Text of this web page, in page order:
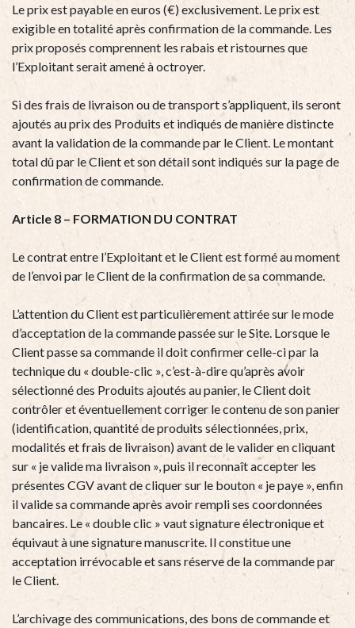
Le prix est payable en euros (€) exclusivement. Le prix est
exigible en totalité après confirmation de la commande. Les
prix proposés comprennent les rabais et ristournes que
l’Exploitant serait amené à octroyer.
Si des frais de livraison ou de transport s’appliquent, ils seront
ajoutés au prix des Produits et indiqués de manière distincte
avant la validation de la commande par le Client. Le montant
total dû par le Client et son détail sont indiqués sur la page de
confirmation de commande.
Article 8 – FORMATION DU CONTRAT
Le contrat entre l’Exploitant et le Client est formé au moment
de l’envoi par le Client de la confirmation de sa commande.
L’attention du Client est particulièrement attirée sur le mode
d’acceptation de la commande passée sur le Site. Lorsque le
Client passe sa commande il doit confirmer celle-ci par la
technique du « double-clic », c’est-à-dire qu’après avoir
sélectionné des Produits ajoutés au panier, le Client doit
contrôler et éventuellement corriger le contenu de son panier
(identification, quantité de produits sélectionnées, prix,
modalités et frais de livraison) avant de le valider en cliquant
sur « je valide ma livraison », puis il reconnaît accepter les
présentes CGV avant de cliquer sur le bouton « je paye », enfin
il valide sa commande après avoir rempli ses coordonnées
bancaires. Le « double clic » vaut signature électronique et
équivaut à une signature manuscrite. Il constitue une
acceptation irrévocable et sans réserve de la commande par
le Client.
L’archivage des communications, des bons de commande et